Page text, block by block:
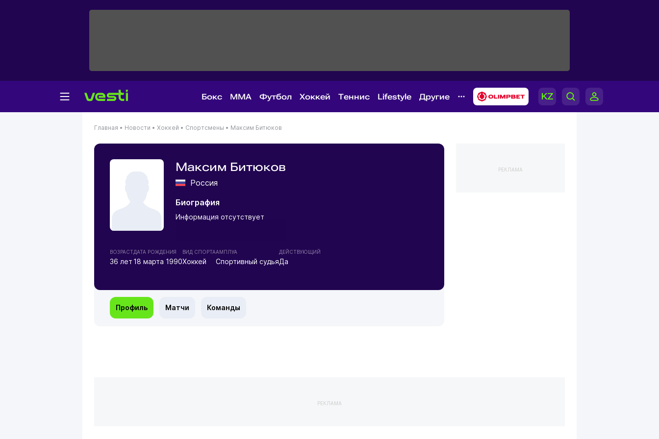
Бокс MMA Футбол Хоккей Теннис Lifestyle Другие
Главная • Новости • Хоккей • Спортсмены • Максим Битюков
Максим Битюков
Россия
Биография
Информация отсутствует
ВОЗРАСТ
36 лет
ДАТА РОЖДЕНИЯ
18 марта 1990
ВИД СПОРТА
Хоккей
АМПЛУА
Спортивный судья
ДЕЙСТВУЮЩИЙ
Да
Профиль Матчи Команды
РЕКЛАМА
РЕКЛАМА